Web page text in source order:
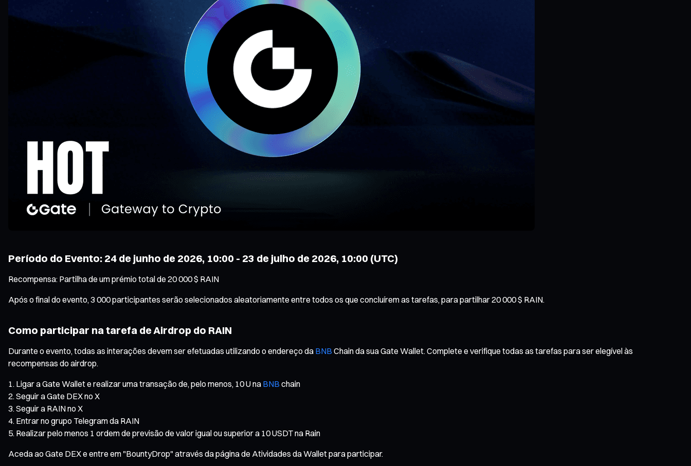
Período do Evento: 24 de junho de 2026, 10:00 - 23 de julho de 2026, 10:00 (UTC)
Recompensa: Partilha de um prémio total de 20 000 $ RAIN
Após o final do evento, 3 000 participantes serão selecionados aleatoriamente entre todos os que concluírem as tarefas, para partilhar 20 000 $ RAIN.
Como participar na tarefa de Airdrop do RAIN
Durante o evento, todas as interações devem ser efetuadas utilizando o endereço da BNB Chain da sua Gate Wallet. Complete e verifique todas as tarefas para ser elegível às
recompensas do airdrop.
Ligar a Gate Wallet e realizar uma transação de, pelo menos, 10 U na BNB chain
Seguir a Gate DEX no X
Seguir a RAIN no X
Entrar no grupo Telegram da RAIN
Realizar pelo menos 1 ordem de previsão de valor igual ou superior a 10 USDT na Rain
Aceda ao Gate DEX e entre em "BountyDrop" através da página de Atividades da Wallet para participar.